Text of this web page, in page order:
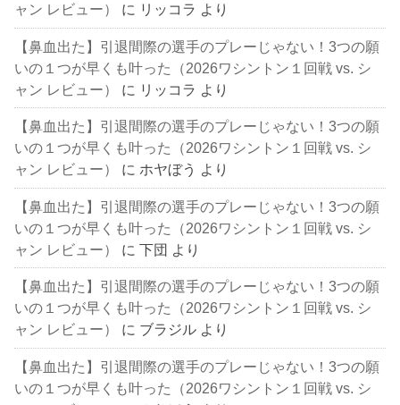
ャン レビュー）
に リッコラ より
【鼻血出た】引退間際の選手のプレーじゃない！3つの願
いの１つが早くも叶った（2026ワシントン１回戦 vs. シ
ャン レビュー）
に リッコラ より
【鼻血出た】引退間際の選手のプレーじゃない！3つの願
いの１つが早くも叶った（2026ワシントン１回戦 vs. シ
ャン レビュー）
に ホヤぼう より
【鼻血出た】引退間際の選手のプレーじゃない！3つの願
いの１つが早くも叶った（2026ワシントン１回戦 vs. シ
ャン レビュー）
に下団 より
【鼻血出た】引退間際の選手のプレーじゃない！3つの願
いの１つが早くも叶った（2026ワシントン１回戦 vs. シ
ャン レビュー）
に ブラジル より
【鼻血出た】引退間際の選手のプレーじゃない！3つの願
いの１つが早くも叶った（2026ワシントン１回戦 vs. シ